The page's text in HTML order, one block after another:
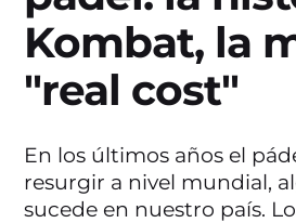
Kombat, la
"real cost"
En los últimos años el
resurgir a nivel mundial,
sucede en nuestro país.